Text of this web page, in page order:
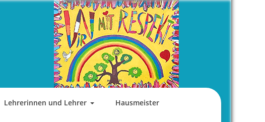
Lehrerinnen und Lehrer Hausmeister